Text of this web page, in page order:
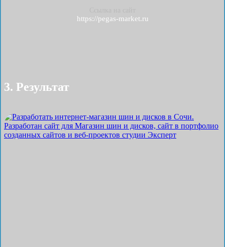
https://pegas-market.ru
3. Результат